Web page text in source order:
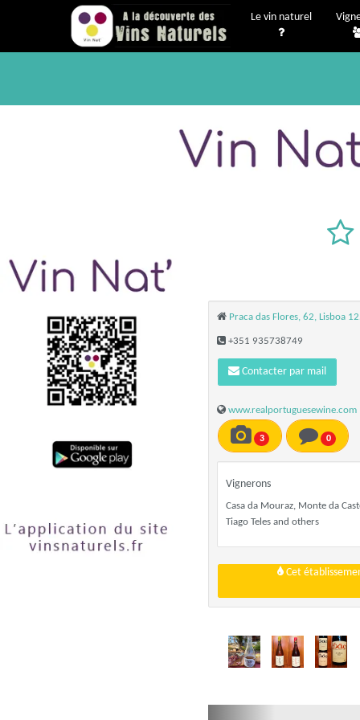
Le vin naturel
Praca das Flores, 62, Lisboa
+351 935738749
Contacter par mail
www.realportuguesewine.com
3 0
Vignerons
Casa da Mouraz, Monte da
Tiago Teles and others
Cet